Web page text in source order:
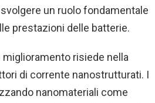
un ruolo fondamentale
prestazioni delle batterie.
miglioramento risiede nella
di corrente nanostrutturati. I
nanomateriali come